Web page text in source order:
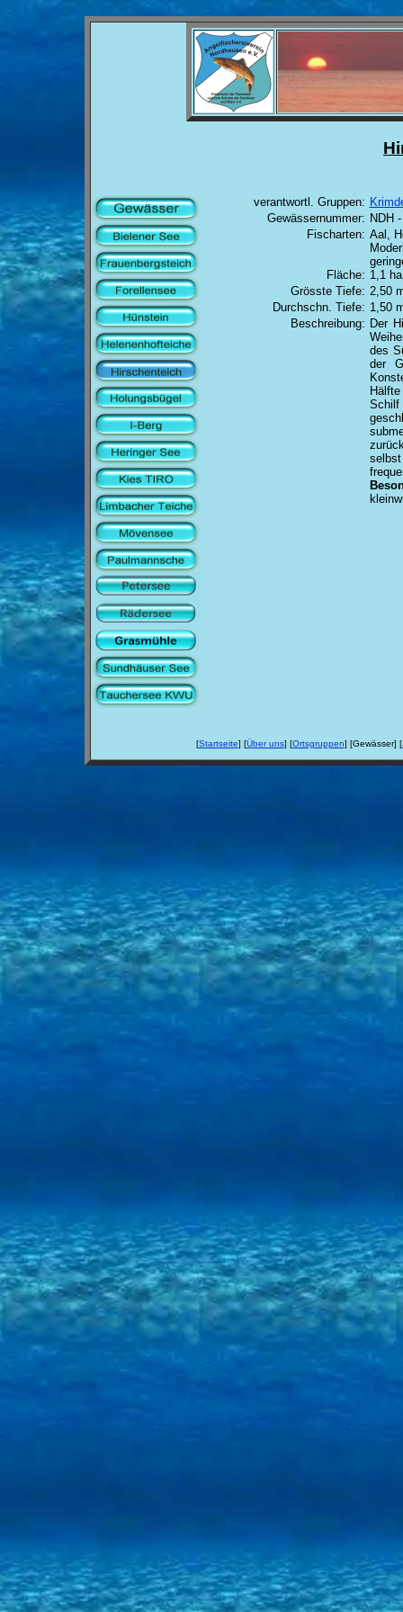
verantwortl. Gruppen:
Gewässernummer: NDH
Fischarten: Aal,
Fläche: 1,1 ha
Grösste Tiefe: 2,50
Durchschn. Tiefe: 1,50
Beschreibung: Der
des
der
[Startseite] [Über uns] [Ortsgruppen] [Gewässer] [